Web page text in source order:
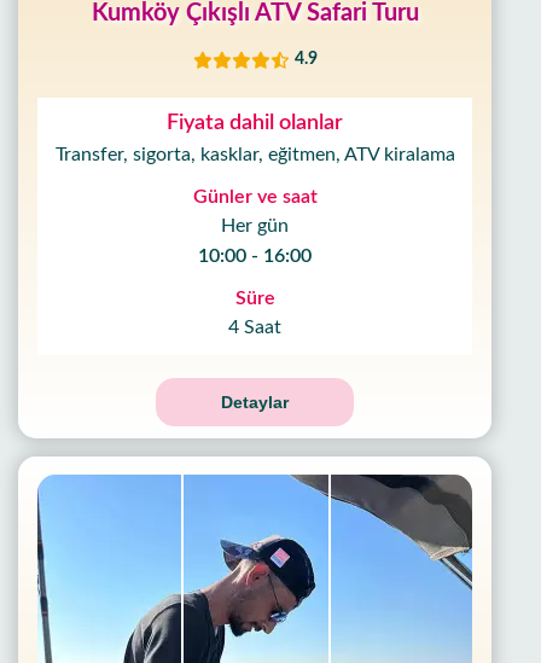
Kumköy Çıkışlı ATV Safari Turu
4.9
Fiyata dahil olanlar
Transfer, sigorta, kasklar, eğitmen, ATV kiralama
Günler ve saat
Her gün
10:00 - 16:00
Süre
4 Saat
Detaylar